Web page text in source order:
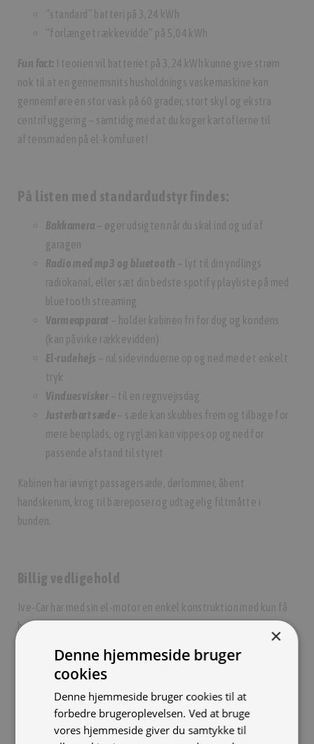
“standard” batteri på 3,24 kWh
“forlænget rækkevidde” på 5,04 kWh
Fun fact: I teorien vil batteriet på 3,24 kWh kunne give strøm
nok til at en gennemsnits husholdnings vaskemaskine kan
gennemføre en stor vask på 60 grader, stort skyl og ekstra
centrifuggering – samtidig med at du koger kartoflerne til
aftensmaden på el-komfuret!
På listen med standardudstyr findes:
Bakkamera – øger udsigten når du skal ind og ud af
garagen
Radio med mp3 og bluetooth – lyt til din yndlings
radiokanal, eller sæt din bedste spotify playliste på med
bluetooth streaming
Varmeapparat – holder kabinen fri for dug og kondens
(kan påvirke rækkevidden)
El-rudehejs – rul sidevinduerne op og ned med et enkelt
tryk
Vinduesvisker – til en regnvejrsdag
Justerbart sæde– sæde kan skubbes frem og tilbage for
mere benplads, og ryglæn kan vippes op og ned for
passende afstand til styret
Kabinen har iøvrigt passagersæde, dørlommer, åbent
handskerum, krog til bæreposer og udtagelig filtmåtte i
bunden.
Billig vedligehold
Ive-Car har med sin el-motor en enkel konstruktion med kun få
bevægelige dele, hvilket vil medføre minimalt slid og meget
Billige kilometer
En fuld opladning vil med udgangspunkt i en gennemsnitslig
×
Denne hjemmeside bruger
cookies
Denne hjemmeside bruger cookies til at
forbedre brugeroplevelsen. Ved at bruge
vores hjemmeside giver du samtykke til